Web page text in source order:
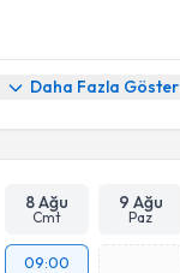
Daha Fazla Göster
8 Ağu
Cmt
9 Ağu
Paz
09:00